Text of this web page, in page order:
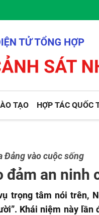
TẠO HỢP TÁC QUỐC
Đảng vào cuộc sống
đảm an ninh
trọng tâm nói trên,
Khái niệm này